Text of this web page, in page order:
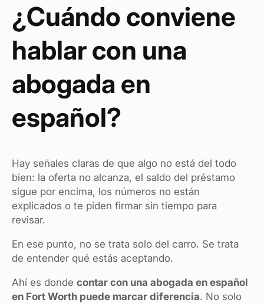
¿Cuándo conviene
hablar con una
abogada en
español?
Hay señales claras de que algo no está del todo
bien: la oferta no alcanza, el saldo del préstamo
sigue por encima, los números no están
explicados o te piden firmar sin tiempo para
revisar.
En ese punto, no se trata solo del carro. Se trata
de entender qué estás aceptando.
Ahí es donde contar con una abogada en español
en Fort Worth puede marcar diferencia. No solo